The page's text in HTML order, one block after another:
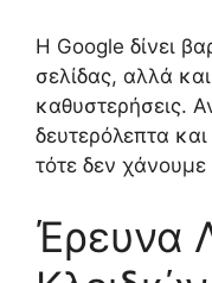
Η Google δίνει
σελίδας, αλλά
καθυστερήσεις.
δευτερόλεπτα
τότε δεν
Έρευνα